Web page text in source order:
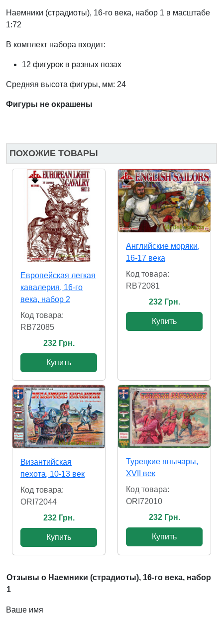
Наемники (страдиоты), 16-го века, набор 1 в масштабе
1:72
В комплект набора входит:
12 фигурок в разных позах
Средняя высота фигуры, мм: 24
Фигуры не окрашены
ПОХОЖИЕ ТОВАРЫ
Европейская легкая
кавалерия, 16-го
века, набор 2
Код товара:
RB72085
232 Грн.
Купить
Английские моряки,
16-17 века
Код товара:
RB72081
232 Грн.
Купить
Византийская
пехота, 10-13 век
Код товара:
ORI72044
232 Грн.
Купить
Турецкие янычары,
XVII век
Код товара:
ORI72010
232 Грн.
Купить
Отзывы о Наемники (страдиоты), 16-го века, набор
1
Ваше имя